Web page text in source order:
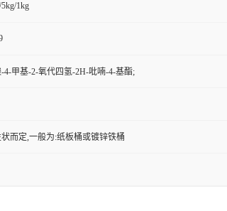
1kg
4-甲基-2-氧代四氢-2H-吡喃-4-基酯;
而定,一般为:纸板桶或镀锌铁桶